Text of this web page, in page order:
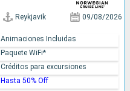
Reykjavik 09/08/2026
Animaciones Incluidas
Paquete WiFi*
Créditos para excursiones
Hasta 50% Off